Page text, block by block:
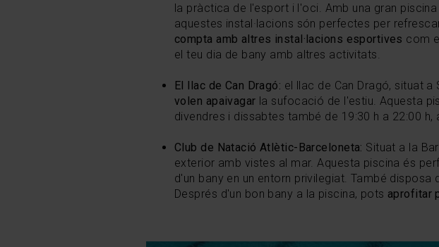
la pràctica de l'esport i l'oci. Amb una gran
aquestes instal·lacions són perfectes per
compta amb altres instal·lacions esportives com
el teu dia de bany amb altres activitats.
El llac de Can Dragó: el llac de Can Dragó, situat a
volen apaivagar la sufocació de l'estiu . Aquesta
divendres i dissabtes també de 19:30 h a 22:00 h,
Club de Natació Atlètic-Barceloneta: Situat a la
exterior amb vistes al mar. Aquesta piscina és
d'un bany en un entorn privilegiat. També
Després d'un bon bany a la piscina, pots aprofitar